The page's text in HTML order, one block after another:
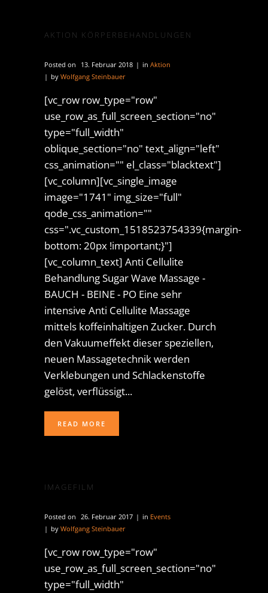
AKTION KÖRPERBEHANDLUNGEN
Posted on 13. Februar 2018 in Aktion
by Wolfgang Steinbauer
[vc_row row_type="row"
use_row_as_full_screen_section="no"
type="full_width"
oblique_section="no" text_align="left"
css_animation="" el_class="blacktext"]
[vc_column][vc_single_image
image="1741" img_size="full"
qode_css_animation=""
css=".vc_custom_1518523754339{margin-
bottom: 20px !important;}"]
[vc_column_text] Anti Cellulite
Behandlung Sugar Wave Massage -
BAUCH - BEINE - PO Eine sehr
intensive Anti Cellulite Massage
mittels koffeinhaltigen Zucker. Durch
den Vakuumeffekt dieser speziellen,
neuen Massagetechnik werden
Verklebungen und Schlackenstoffe
gelöst, verflüssigt...
READ MORE
IMAGEFILM
Posted on 26. Februar 2017 in Events
by Wolfgang Steinbauer
[vc_row row_type="row"
use_row_as_full_screen_section="no"
type="full_width"